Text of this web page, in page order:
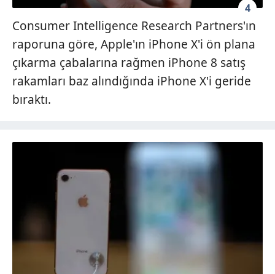
4
Consumer Intelligence Research Partners'ın
raporuna göre, Apple'ın iPhone X'i ön plana
çıkarma çabalarına rağmen iPhone 8 satış
rakamları baz alındığında iPhone X'i geride
bıraktı.